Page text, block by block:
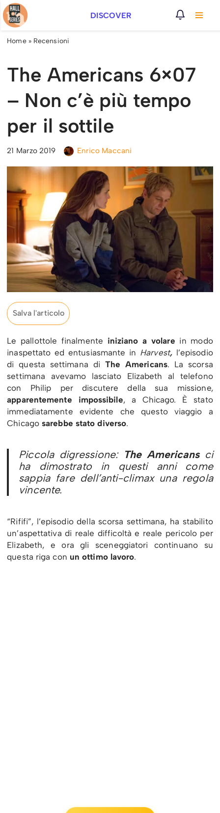
Vai
al
DISCOVER
Home» Recensioni
The Americans 6×07
– Non c’è più tempo
per il sottile
21 Marzo 2019 Enrico Maccani
Salva l'articolo
Le pallottole finalmente iniziano a volare in modo
inaspettato ed entusiasmante in Harvest, l’episodio
di questa settimana di The Americans. La scorsa
settimana avevamo lasciato Elizabeth al telefono
con Philip per discutere della sua missione,
apparentemente impossibile, a Chicago. È stato
immediatamente evidente che questo viaggio a
Chicagosarebbe stato diverso.
Piccola digressione: The Americansci
ha dimostrato in questi anni come
sappia fare dell’anti-climax una regola
vincente.
“Rififi”, l’episodio della scorsa settimana, ha stabilito
un’aspettativa di reale difficoltà e reale pericolo per
Elizabeth, e ora gli sceneggiatori continuano su
questa riga con un ottimo lavoro.